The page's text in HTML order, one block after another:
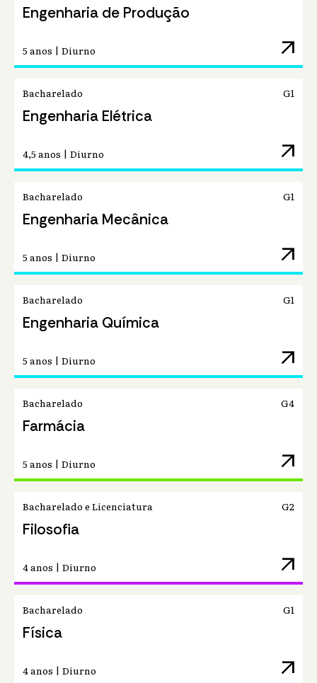
Engenharia de Produção
5 anos | Diurno arrow_outward
Bacharelado G1
Engenharia Elétrica
4,5 anos | Diurno arrow_outward
Bacharelado G1
Engenharia Mecânica
5 anos | Diurno arrow_outward
Bacharelado G1
Engenharia Química
5 anos | Diurno arrow_outward
Bacharelado G4
Farmácia
5 anos | Diurno arrow_outward
Bacharelado e Licenciatura G2
Filosofia
4 anos | Diurno arrow_outward
Bacharelado G1
Física
4 anos | Diurno arrow_outward